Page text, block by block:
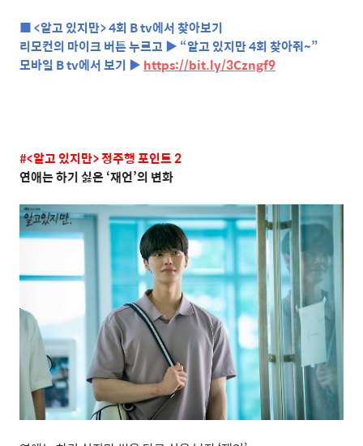
■<알고 있지만> 4회 B tv에서 찾아보기
리모컨의 마이크 버튼 누르고 ▶ “알고 있지만4회 찾아줘~”
모바일 B tv에서 보기 ▶ https://bit.ly/3Czngf9
#<알고있지만>정주행포인트2
연애는하기싫은‘재언’의 변화